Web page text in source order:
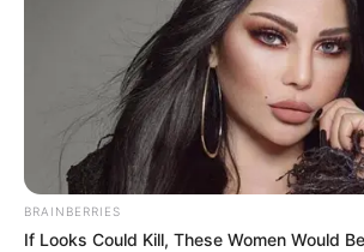
BRAINBERRIES
If Looks Could Kill, These Women Would